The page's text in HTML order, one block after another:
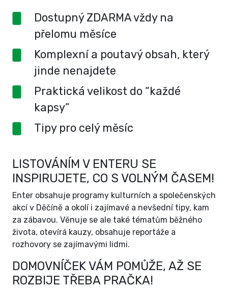
Dostupný ZDARMA vždy na
přelomu měsíce
Komplexní a poutavý obsah, který
jinde nenajdete
Praktická velikost do “každé
kapsy”
Tipy pro celý měsíc
LISTOVÁNÍM V ENTERU SE
INSPIRUJETE, CO S VOLNÝM ČASEM!
Enter obsahuje programy kulturních a společenských
akcí v Děčíně a okolí i zajímavé a nevšední tipy, kam
za zábavou. Věnuje se ale také tématům běžného
života, otevírá kauzy, obsahuje reportáže a
rozhovory se zajímavými lidmi.
DOMOVNÍČEK VÁM POMŮŽE, AŽ SE
ROZBIJE TŘEBA PRAČKA!